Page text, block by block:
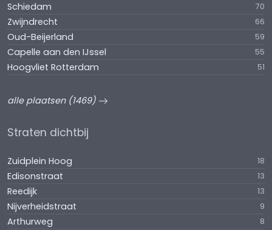
Schiedam 70
Zwijndrecht 66
Oud-Beijerland 59
Capelle aan den IJssel 55
Hoogvliet Rotterdam 51
alle plaatsen (1469)
Straten dichtbij
Zuidplein Hoog 18
Edisonstraat 13
Reedijk 13
Nijverheidstraat 9
Arthurweg 8